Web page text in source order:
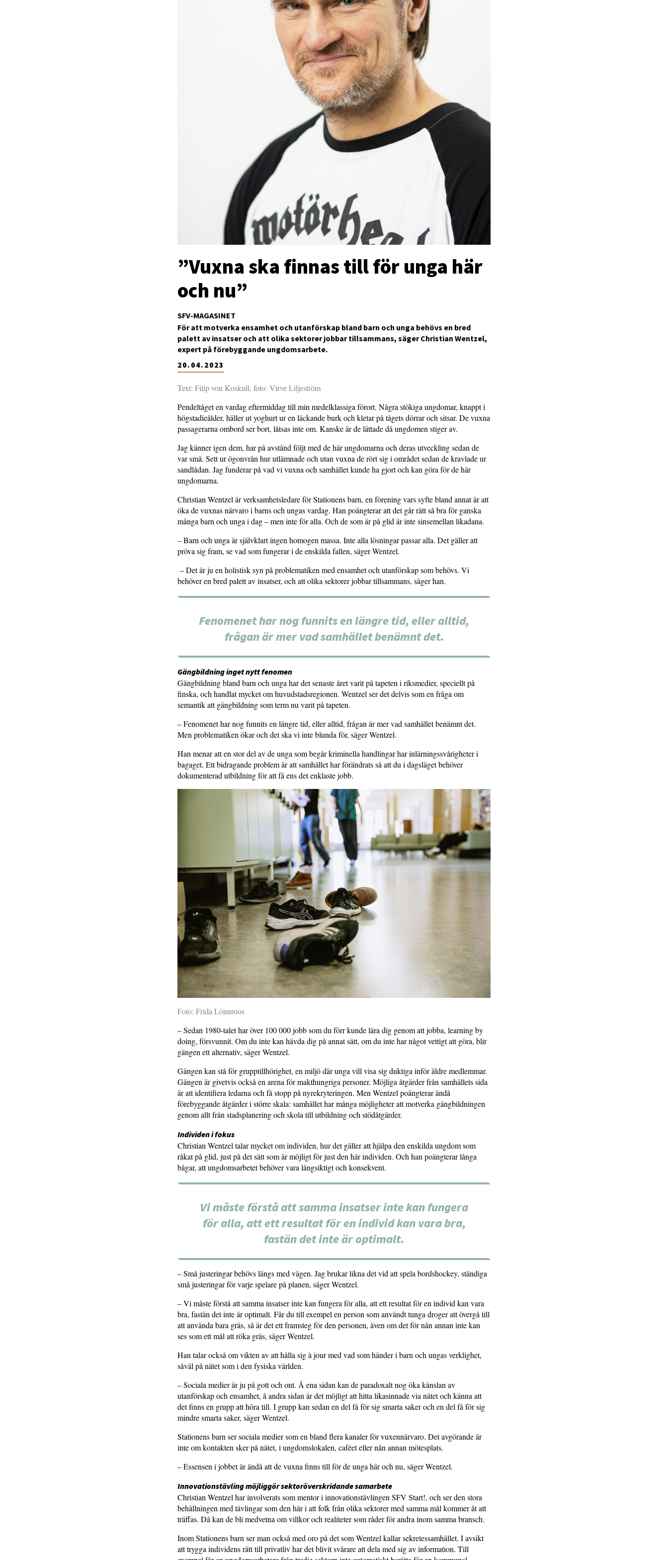
SFV-MAGASINET
”Vuxna ska finnas till för unga här
och nu”
20.04.2023
För att motverka ensamhet och utanförskap bland barn och unga behövs en bred
palett av insatser och att olika sektorer jobbar tillsammans, säger Christian Wentzel,
expert på förebyggande ungdomsarbete.
Text: Filip von Koskull, foto: Virve Liljeström
Pendeltåget en vardag eftermiddag till min medelklassiga förort. Några stökiga ungdomar, knappt i
högstadieålder, häller ut yoghurt ur en läckande burk och kletar på tågets dörrar och sitsar. De vuxna
passagerarna ombord ser bort, låtsas inte om. Kanske är de lättade då ungdomen stiger av.
Jag känner igen dem, har på avstånd följt med de här ungdomarna och deras utveckling sedan de
var små. Sett ur ögonvrån hur utlämnade och utan vuxna de rört sig i området sedan de kravlade ur
sandlådan. Jag funderar på vad vi vuxna och samhället kunde ha gjort och kan göra för de här
ungdomarna.
Christian Wentzel är verksamhetsledare för Stationens barn, en förening vars syfte bland annat är att
öka de vuxnas närvaro i barns och ungas vardag. Han poängterar att det går rätt så bra för ganska
många barn och unga i dag – men inte för alla. Och de som är på glid är inte sinsemellan likadana.
­– Barn och unga är självklart ingen homogen massa. Inte alla lösningar passar alla. Det gäller att
pröva sig fram, se vad som fungerar i de enskilda fallen, säger Wentzel.
– Det är ju en holistisk syn på problematiken med ensamhet och utanförskap som behövs. Vi
behöver en bred palett av insatser, och att olika sektorer jobbar tillsammans, säger han.
Fenomenet har nog funnits en längre tid, eller alltid,
frågan är mer vad samhället benämnt det.
Gängbildning inget nytt fenomen
Gängbildning bland barn och unga har det senaste året varit på tapeten i riksmedier, speciellt på
finska, och handlat mycket om huvudstadsregionen. Wentzel ser det delvis som en fråga om
semantik att gängbildning som term nu varit på tapeten.
– Fenomenet har nog funnits en längre tid, eller alltid, frågan är mer vad samhället benämnt det.
Men problematiken ökar och det ska vi inte blunda för, säger Wentzel.
Han menar att en stor del av de unga som begår kriminella handlingar har inlärningssvårigheter i
bagaget. Ett bidragande problem är att samhället har förändrats så att du i dagsläget behöver
dokumenterad utbildning för att få ens det enklaste jobb.
Foto: Frida Lönnroos
– Sedan 1980-talet har över 100 000 jobb som du förr kunde lära dig genom att jobba, learning by
doing, försvunnit. Om du inte kan hävda dig på annat sätt, om du inte har något vettigt att göra, blir
gängen ett alternativ, säger Wentzel.
Gängen kan stå för grupptillhörighet, en miljö där unga vill visa sig duktiga inför äldre medlemmar.
Gängen är givetvis också en arena för makthungriga personer. Möjliga åtgärder från samhällets sida
är att identifiera ledarna och få stopp på nyrekryteringen. Men Wentzel poängterar ändå
förebyggande åtgärder i större skala: samhället har många möjligheter att motverka gängbildningen
genom allt från stadsplanering och skola till utbildning och stödåtgärder.
Individen i fokus
Christian Wentzel talar mycket om individen, hur det gäller att hjälpa den enskilda ungdom som
råkat på glid, just på det sätt som är möjligt för just den här individen. Och han poängterar långa
bågar, att ungdomsarbetet behöver vara långsiktigt och konsekvent.
Vi måste förstå att samma insatser inte kan fungera
för alla, att ett resultat för en individ kan vara bra,
fastän det inte är optimalt.
– Små justeringar behövs längs med vägen. Jag brukar likna det vid att spela bordshockey, ständiga
små justeringar för varje spelare på planen, säger Wentzel.
­– Vi måste förstå att samma insatser inte kan fungera för alla, att ett resultat för en individ kan vara
bra, fastän det inte är optimalt. Får du till exempel en person som användt tunga droger att övergå till
att använda bara gräs, så är det ett framsteg för den personen, även om det för nån annan inte kan
ses som ett mål att röka gräs, säger Wentzel.
Han talar också om vikten av att hålla sig à jour med vad som händer i barn och ungas verklighet,
såväl på nätet som i den fysiska världen.
– Sociala medier är ju på gott och ont. Å ena sidan kan de paradoxalt nog öka känslan av
utanförskap och ensamhet, å andra sidan är det möjligt att hitta likasinnade via nätet och känna att
det finns en grupp att höra till. I grupp kan sedan en del få för sig smarta saker och en del få för sig
mindre smarta saker, säger Wentzel.
Stationens barn ser sociala medier som en bland flera kanaler för vuxennärvaro. Det avgörande är
inte om kontakten sker på nätet, i ungdomslokalen, caféet eller nån annan mötesplats.
– Essensen i jobbet är ändå att de vuxna finns till för de unga här och nu, säger Wentzel.
Innovationstävling möjliggör sektoröverskridande samarbete
Christian Wentzel har involverats som mentor i innovationstävlingen SFV Start!, och ser den stora
behållningen med tävlingar som den här i att folk från olika sektorer med samma mål kommer åt att
träffas. Då kan de bli medvetna om villkor och realiteter som råder för andra inom samma bransch.
Inom Stationens barn ser man också med oro på det som Wentzel kallar sekretessamhället. I avsikt
att trygga individens rätt till privatliv har det blivit svårare att dela med sig av information. Till